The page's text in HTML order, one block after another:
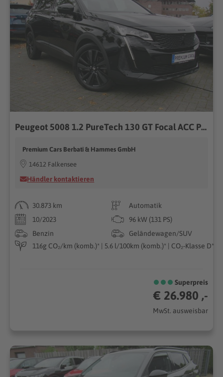
Peugeot 5008 1.2 PureTech 130 GT Focal ACC Pano 7Sitzer Leder...
Premium Cars Berbati & Hammes GmbH
14612 Falkensee
Händler kontaktieren
30.873 km
Automatik
10/2023
96 kW (131 PS)
Benzin
Geländewagen/SUV
116g CO₂/km (komb.)* | 5.6 l/100km (komb.)* | CO₂-Klasse D*
Superpreis
€ 26.980 ,-
MwSt. ausweisbar